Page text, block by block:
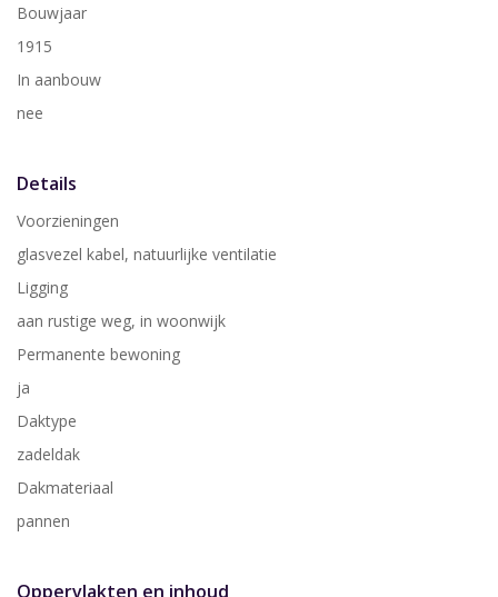
Bouwjaar
1915
In aanbouw
nee
Details
Voorzieningen
glasvezel kabel, natuurlijke ventilatie
Ligging
aan rustige weg, in woonwijk
Permanente bewoning
ja
Daktype
zadeldak
Dakmateriaal
pannen
Oppervlakten en inhoud